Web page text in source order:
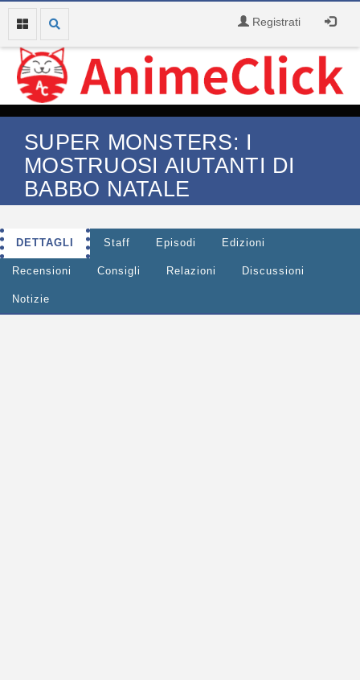
Registrati
SUPER MONSTERS: I
MOSTRUOSI AIUTANTI DI
BABBO NATALE
DETTAGLI Staff Episodi Edizioni
Recensioni Consigli Relazioni Discussioni
Notizie